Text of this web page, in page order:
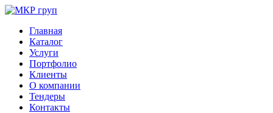
Главная
Каталог
Услуги
Портфолио
Клиенты
О компании
Тендеры
Контакты